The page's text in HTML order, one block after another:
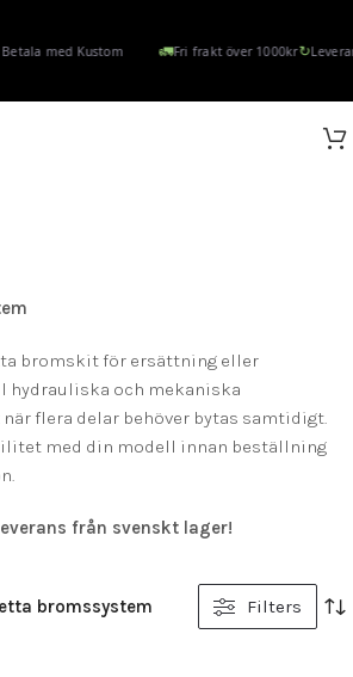
Betala med Kustom 🚛Fri frakt över 1000kr↻
bromskit för ersättning eller
hydrauliska och mekaniska
flera delar behöver bytas samtidigt.
med din modell innan beställning
från svenskt lager!
bromssystem Filters